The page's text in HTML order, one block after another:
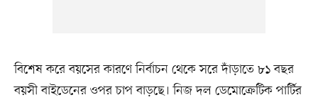
বিশেষ করে বয়সের কারণে নির্বাচন থেকে সরে দাঁড়াতে ৮১ বছর
বয়সী বাইডেনের ওপর চাপ বাড়ছে। নিজ দল ডেমোক্রেটিক পার্টির